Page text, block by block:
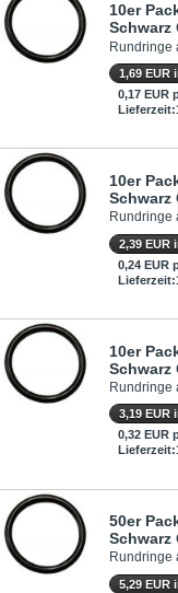
10er
Schwarz
Rundringe
1,69 EUR
0,17 EUR
10er
Schwarz
Rundringe
2,39 EUR
0,24 EUR
10er
Schwarz
Rundringe
3,19 EUR
0,32 EUR
50er
Schwarz
Rundringe
5,29 EUR